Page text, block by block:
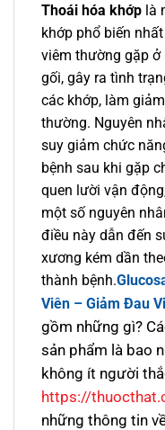
Thoái hóa khớp là
khớp phổ biến
viêm thường gặp ở
gối, gây ra tình
các khớp, làm
thường. Nguyên
suy giảm chức
bệnh sau khi gặp
quen lười vận
một số nguyên
điều này dẫn đến
xương kém dần
thành bệnh.
Viên – Giảm Đau
gồm những gì?
sản phẩm là bao
không ít người
https://
những thông tin